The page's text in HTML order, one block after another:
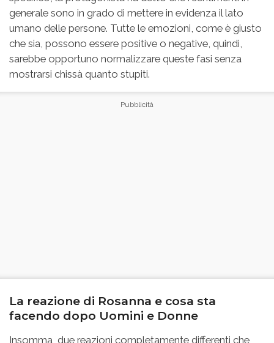
generale sono in grado di mettere in evidenza il lato
umano delle persone. Tutte le emozioni, come è giusto
che sia, possono essere positive o negative, quindi,
sarebbe opportuno normalizzare queste fasi senza
mostrarsi chissà quanto stupiti.
La reazione di Rosanna e cosa sta
facendo dopo Uomini e Donne
Insomma, due reazioni completamente differenti che,